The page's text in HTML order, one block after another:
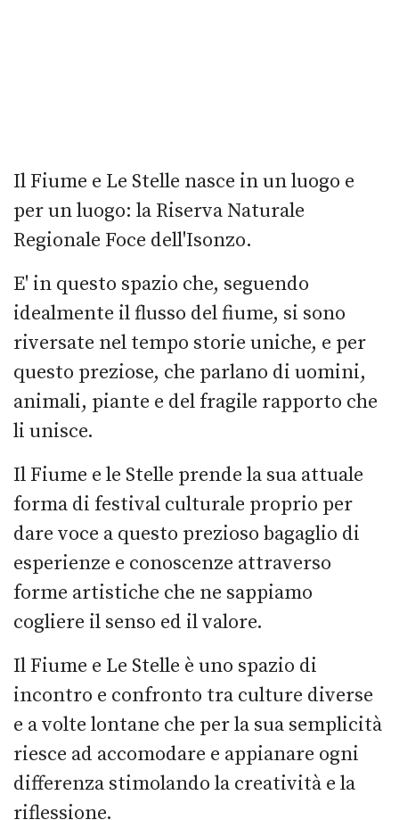
Il Fiume e Le Stelle nasce in un luogo e
per un luogo: la Riserva Naturale
Regionale Foce dell'Isonzo.
E' in questo spazio che, seguendo
idealmente il flusso del fiume, si sono
riversate nel tempo storie uniche, e per
questo preziose, che parlano di uomini,
animali, piante e del fragile rapporto che
li unisce.
Il Fiume e le Stelle prende la sua attuale
forma di festival culturale proprio per
dare voce a questo prezioso bagaglio di
esperienze e conoscenze attraverso
forme artistiche che ne sappiamo
cogliere il senso ed il valore.
Il Fiume e Le Stelle è uno spazio di
incontro e confronto tra culture diverse
e a volte lontane che per la sua semplicità
riesce ad accomodare e appianare ogni
differenza stimolando la creatività e la
riflessione.